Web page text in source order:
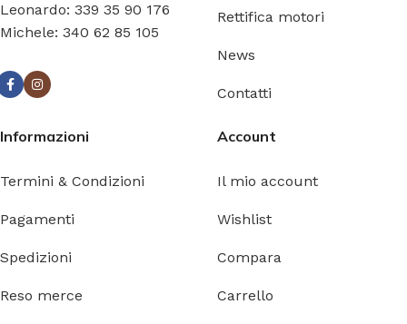
Leonardo: 339 35 90 176
Michele: 340 62 85 105
Rettifica motori
News
Contatti
Informazioni
Termini & Condizioni
Pagamenti
Spedizioni
Reso merce
Account
Il mio account
Wishlist
Compara
Carrello